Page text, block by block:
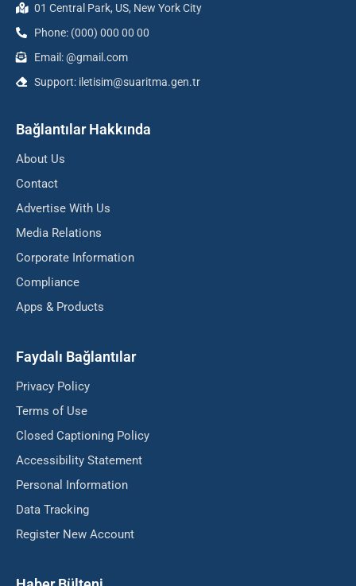
01 Central Park, US, New York City
Phone: (000) 000 00 00
Email: @gmail.com
Support: iletisim@suaritma.gen.tr
Bağlantılar Hakkında
About Us
Contact
Advertise With Us
Media Relations
Corporate Information
Compliance
Apps & Products
Faydalı Bağlantılar
Privacy Policy
Terms of Use
Closed Captioning Policy
Accessibility Statement
Personal Information
Data Tracking
Register New Account